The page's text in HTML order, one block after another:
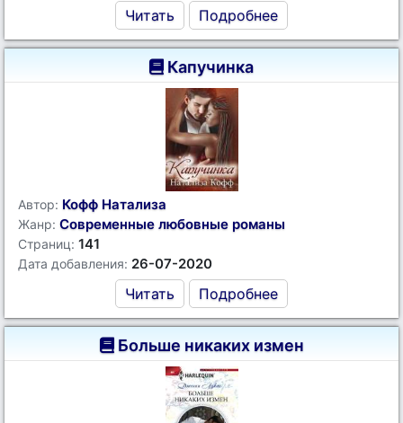
Читать Подробнее
Капучинка
Автор: Кофф Натализа
Жанр: Современные любовные романы
Страниц: 141
Дата добавления: 26-07-2020
Читать Подробнее
Больше никаких измен